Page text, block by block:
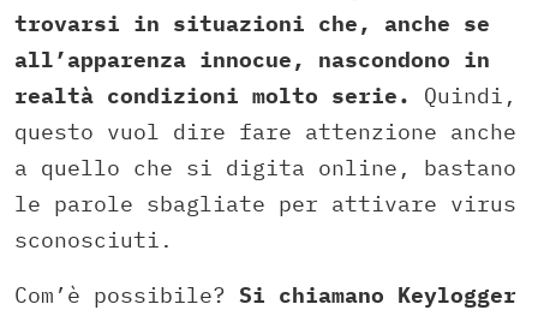
trovarsi in situazioni che, anche se
all’apparenza innocue, nascondono in
realtà condizioni molto serie.
Quindi,
questo vuol dire fare attenzione anche
a quello che si digita online, bastano
le parole sbagliate per attivare virus
sconosciuti.
Com’è possibile? Si chiamano Keylogger